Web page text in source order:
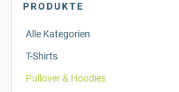
PRODUKTE
Alle Kategorien
T-Shirts
Pullover & Hoodies